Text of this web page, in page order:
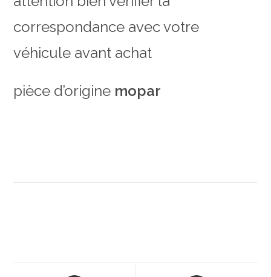
correspondance avec votre
véhicule avant achat
pièce d’origine mopar